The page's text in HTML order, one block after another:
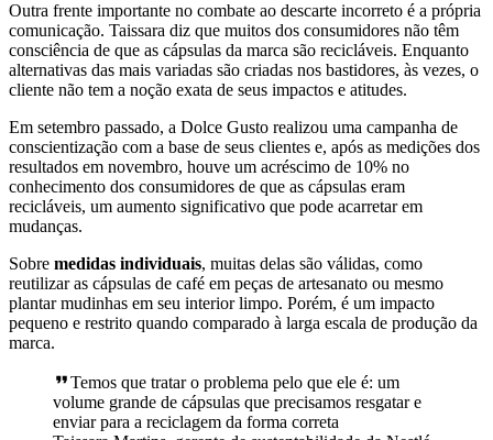
Outra frente importante no combate ao descarte incorreto é a própria
comunicação. Taissara diz que muitos dos consumidores não têm
consciência de que as cápsulas da marca são recicláveis. Enquanto
alternativas das mais variadas são criadas nos bastidores, às vezes, o
cliente não tem a noção exata de seus impactos e atitudes.
Em setembro passado, a Dolce Gusto realizou uma campanha de
conscientização com a base de seus clientes e, após as medições dos
resultados em novembro, houve um acréscimo de 10% no
conhecimento dos consumidores de que as cápsulas eram
recicláveis, um aumento significativo que pode acarretar em
mudanças.
Sobre medidas individuais, muitas delas são válidas, como
reutilizar as cápsulas de café em peças de artesanato ou mesmo
plantar mudinhas em seu interior limpo. Porém, é um impacto
pequeno e restrito quando comparado à larga escala de produção da
marca.
Temos que tratar o problema pelo que ele é: um
volume grande de cápsulas que precisamos resgatar e
enviar para a reciclagem da forma correta